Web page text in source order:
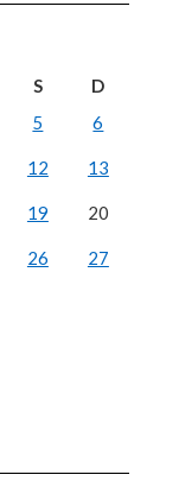
S
D
5 6
12 13
19 20
26 27